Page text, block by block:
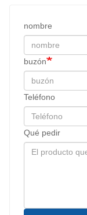
nombre
buzón
Teléfono
Qué pedir